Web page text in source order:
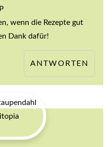
wenn die Rezepte gut
Dank dafür!
ANTWORTEN